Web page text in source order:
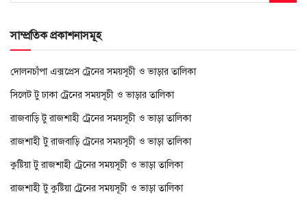
সাম্প্রতিক প্রকাশনাসমূহ
দোলনচাঁপা এক্সপ্রেস ট্রেনের সময়সূচী ও ভাড়ার তালিকা
সিলেট টু ঢাকা ট্রেনের সময়সূচী ও ভাড়ার তালিকা
রাজবাড়ি টু রাজশাহী ট্রেনের সময়সূচী ও ভাড়া তালিকা
রাজশাহী টু রাজবাড়ি ট্রেনের সময়সূচী ও ভাড়া তালিকা
কুষ্টিয়া টু রাজশাহী ট্রেনের সময়সূচী ও ভাড়া তালিকা
রাজশাহী টু কুষ্টিয়া ট্রেনের সময়সূচী ও ভাড়া তালিকা